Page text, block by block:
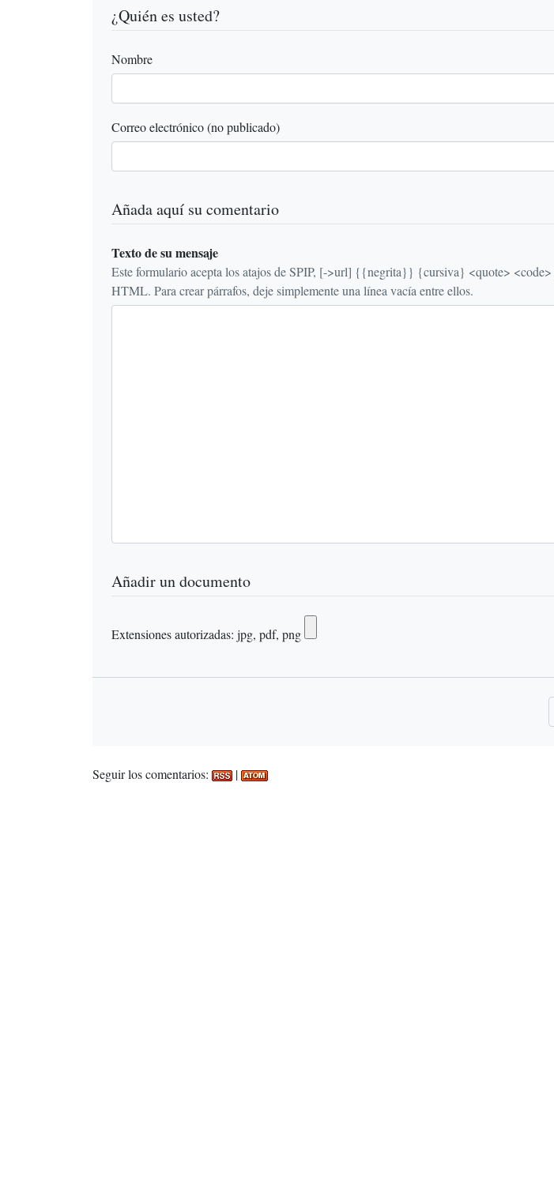
¿Quién es usted?
Nombre
Correo electrónico (no publicado)
Añada aquí su comentario
Texto de su mensaje
Este formulario acepta los atajos de SPIP, [->url] {{negrita}} {cursiva} <quote> <code> y el código
HTML. Para crear párrafos, deje simplemente una línea vacía entre ellos.
Añadir un documento
Extensiones autorizadas: jpg, pdf, png
Seguir los comentarios: |